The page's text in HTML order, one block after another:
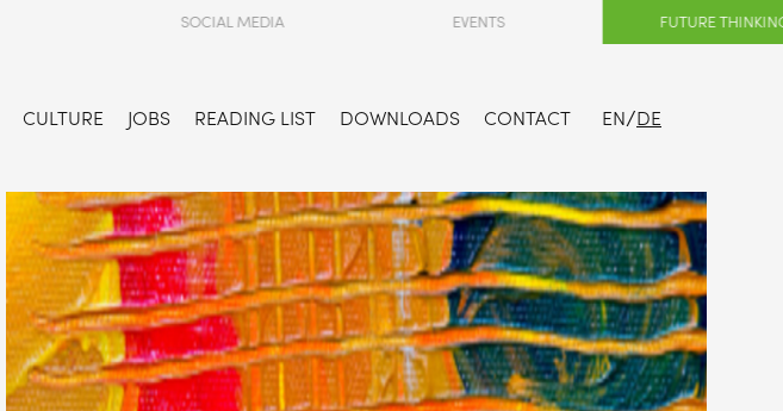
SOCIAL MEDIA FUTURE THINKING
CULTURE JOBS READING LIST DOWNLOADS CONTACT EN/DE